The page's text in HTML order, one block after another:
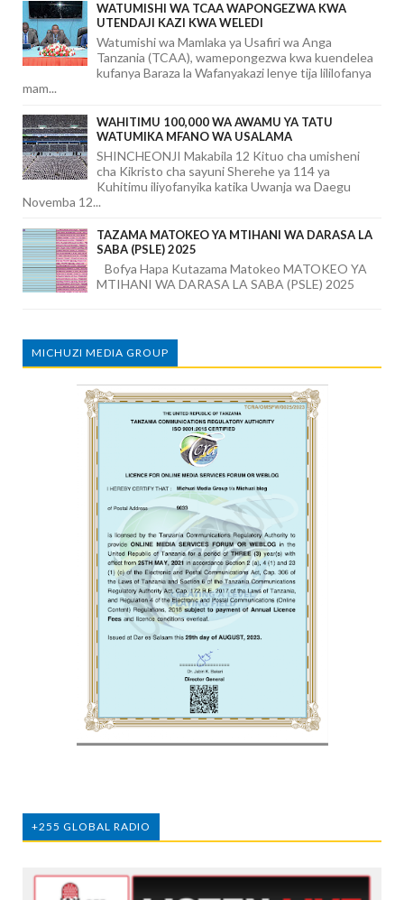
WATUMISHI WA TCAA WAPONGEZWA KWA
UTENDAJI KAZI KWA WELEDI
Watumishi wa Mamlaka ya Usafiri wa Anga
Tanzania (TCAA), wamepongezwa kwa kuendelea
kufanya Baraza la Wafanyakazi lenye tija lililofanya
mam...
WAHITIMU 100,000 WA AWAMU YA TATU
WATUMIKA MFANO WA USALAMA
SHINCHEONJI Makabila 12 Kituo cha umisheni
cha Kikristo cha sayuni Sherehe ya 114 ya
Kuhitimu iliyofanyika katika Uwanja wa Daegu
Novemba 12...
TAZAMA MATOKEO YA MTIHANI WA DARASA LA
SABA (PSLE) 2025
Bofya Hapa Kutazama Matokeo MATOKEO YA
MTIHANI WA DARASA LA SABA (PSLE) 2025
MICHUZI MEDIA GROUP
+255 GLOBAL RADIO